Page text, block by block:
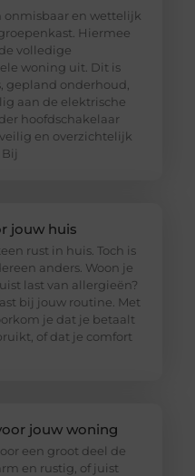
onmisbaar en wettelijk
Hiermee
volledige
woning uit. Dit is
gepland onderhoud,
aan de elektrische
hoofdschakelaar
en overzichtelijk
jouw huis
rust in huis. Toch is
anders. Woon je
last van allergieën?
bij jouw routine. Met
je dat je betaalt
of dat je comfort
jouw woning
een groot deel de
en rustig, of juist